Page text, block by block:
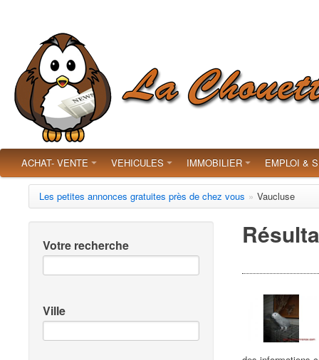
ACHAT- VENTE VEHICULES IMMOBILIER EMPLOI &
Les petites annonces gratuites près de chez vous » Vaucluse
Votre recherche
Ville